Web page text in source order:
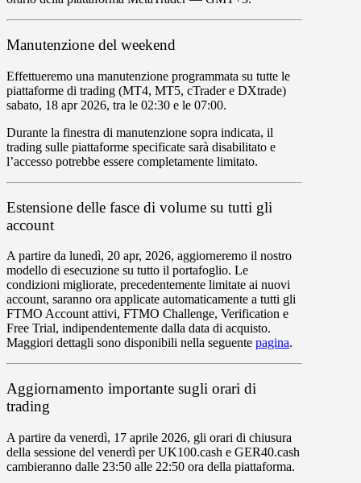
Manutenzione del weekend
Effettueremo una manutenzione programmata su tutte le
piattaforme di trading (MT4, MT5, cTradere DXtrade)
sabato, 18 apr 2026, tra le 02:30 e le 07:00.
Durante la finestra di manutenzione sopra indicata, il
trading sulle piattaforme specificate sarà disabilitato e
l’accesso potrebbe essere completamente limitato.
Estensione delle fasce di volume su tutti gli
account
A partire da lunedì, 20 apr, 2026, aggiorneremo il nostro
modello di esecuzione su tutto il portafoglio. Le
condizioni migliorate, precedentemente limitate ai nuovi
account, saranno ora applicate automaticamente a tutti gli
FTMO Account attivi, FTMO Challenge, Verification e
Free Trial, indipendentemente dalla data di acquisto.
Maggiori dettagli sono disponibili nella seguente pagina.
Aggiornamento importante sugli orari di
trading
A partire da venerdì, 17 aprile 2026, gli orari di chiusura
della sessione del venerdì perUK100.cash e GER40.cash
cambieranno dalle 23:50 alle 22:50 ora della piattaforma.